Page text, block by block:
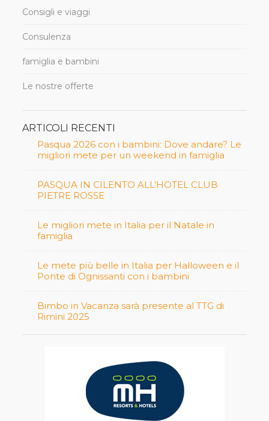
Consigli e viaggi
Consulenza
famiglia e bambini
Le nostre offerte
ARTICOLI RECENTI
Pasqua 2026 con i bambini: Dove andare? Le
migliori mete per un weekend in famiglia
PASQUA IN CILENTO ALL’HOTEL CLUB
PIETRE ROSSE
Le migliori mete in Italia per il Natale in
famiglia
Le mete più belle in Italia per Halloween e il
Ponte di Ognissanti con i bambini
Bimbo in Vacanza sarà presente al TTG di
Rimini 2025